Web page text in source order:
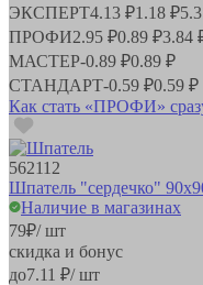
ЭКСПЕРТ4.13 ₽1.18 ₽
ПРОФИ2.95 ₽0.89 ₽3.84
МАСТЕР-0.89 ₽0.89 ₽
СТАНДАРТ-0.59 ₽0.59 ₽
Как стать «ПРОФИ»
562112
Шпатель "сердечко"
Наличие в магазинах
79₽/ шт
скидка и бонус
до7.11 ₽/ шт